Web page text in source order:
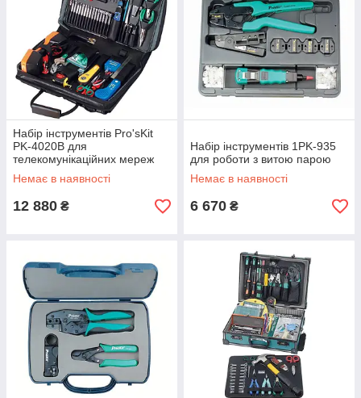
Набір інструментів Pro'sKit
PK-4020B для
телекомунікаційних мереж
Немає в наявності
12 880 ₴
Набір інструментів 1PK-935
для роботи з витою парою
Немає в наявності
6 670 ₴